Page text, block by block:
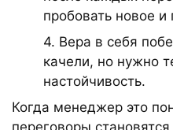
пробовать новое и
4. Вера в себя
качели, но нужно
настойчивость.
Когда менеджер это
переговоры